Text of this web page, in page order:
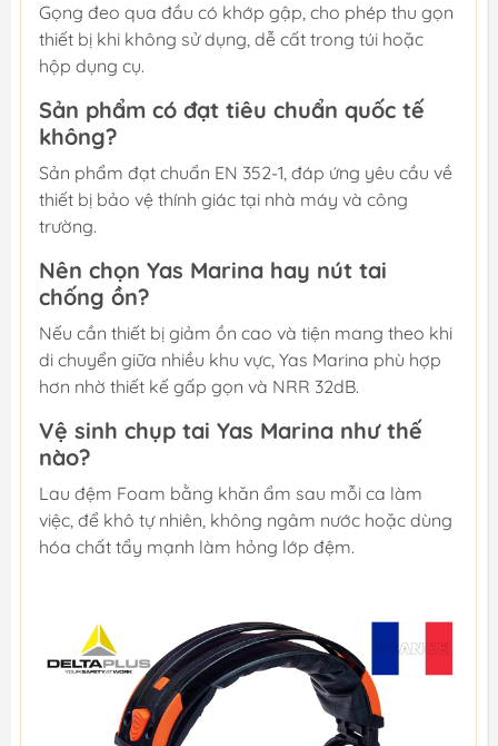
Gọng đeo qua đầu có khớp gập, cho phép thu gọn
thiết bị khi không sử dụng, dễ cất trong túi hoặc
hộp dụng cụ.
Sản phẩm có đạt tiêu chuẩn quốc tế
không?
Sản phẩm đạt chuẩn EN 352-1, đáp ứng yêu cầu về
thiết bị bảo vệ thính giác tại nhà máy và công
trường.
Nên chọn Yas Marina hay nút tai
chống ồn?
Nếu cần thiết bị giảm ồn cao và tiện mang theo khi
di chuyển giữa nhiều khu vực, Yas Marina phù hợp
hơn nhờ thiết kế gấp gọn và NRR 32dB.
Vệ sinh chụp tai Yas Marina như thế
nào?
Lau đệm Foam bằng khăn ẩm sau mỗi ca làm
việc, để khô tự nhiên, không ngâm nước hoặc dùng
hóa chất tẩy mạnh làm hỏng lớp đệm.